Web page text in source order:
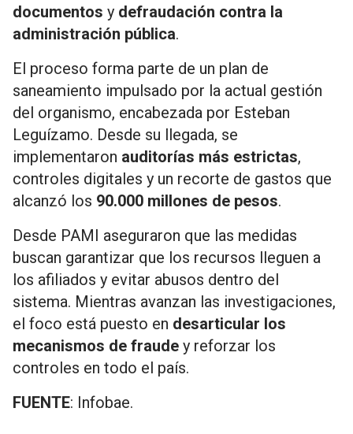
documentos y defraudación contra la
administración pública.
El proceso forma parte de un plan de
saneamiento impulsado por la actual gestión
del organismo, encabezada por Esteban
Leguízamo. Desde su llegada, se
implementaron auditorías más estrictas,
controles digitales y un recorte de gastos que
alcanzó los 90.000 millones de pesos.
Desde PAMI aseguraron que las medidas
buscan garantizar que los recursos lleguen a
los afiliados y evitar abusos dentro del
sistema. Mientras avanzan las investigaciones,
el foco está puesto en desarticular los
mecanismos de fraude y reforzar los
controles en todo el país.
FUENTE: Infobae.